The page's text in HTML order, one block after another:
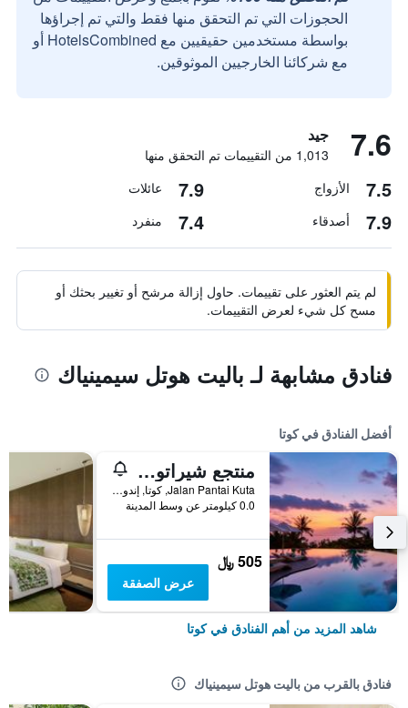
الحجوزات التي تم التحقق منها فقط والتي تم إجراؤها
بواسطة مستخدمين حقيقيين مع HotelsCombined أو
مع شركائنا الخارجيين الموثوقين.
7.6 جيد
1,013 من التقييمات تم التحقق منها
7.5 الأزواج 7.9 عائلات
7.9 أصدقاء 7.4 منفرد
لم يتم العثور على تقييمات. حاول إزالة مرشح أو تغيير بحثك أو
مسح كل شيء لعرض التقييمات.
فنادق مشابهة لـ باليت هوتل سيمينياك
أفضل الفنادق في كوتا
منتجع شيراتون بالي كوتا
Jalan Pantai Kuta, كوتا, إندونيسيا
0.0 كيلومتر عن وسط المدينة
505 ﷼
عرض الصفقة
شاهد المزيد من أهم الفنادق في كوتا
فنادق بالقرب من باليت هوتل سيمينياك